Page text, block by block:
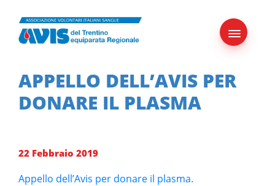
Skip
content
APPELLO DELL’AVIS PER
DONARE IL PLASMA
22 Febbraio 2019
Appello dell’Avis per donare il plasma.